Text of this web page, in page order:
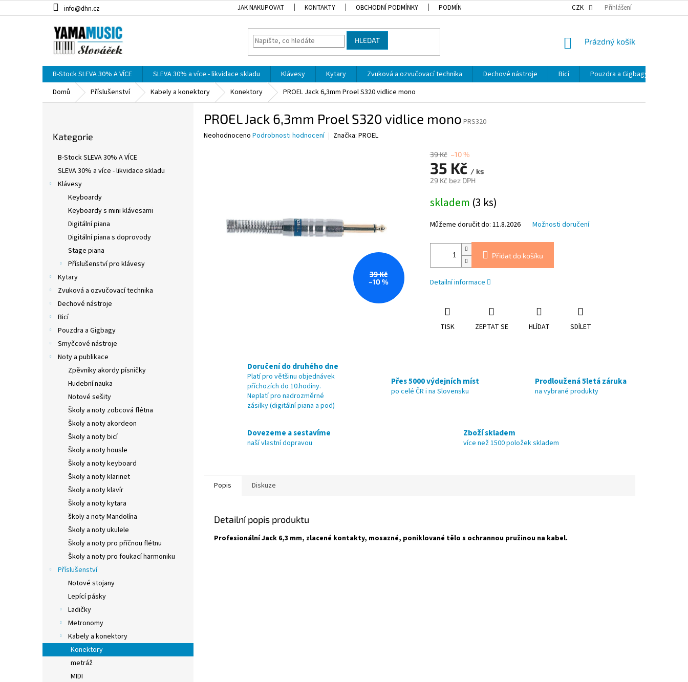
na
info@dhn.cz JAK NAKUPOVAT KONTAKTY OBCHODNÍ PODMÍNKY PODMÍNKY OCHRANY OSOBNÍCH ÚDAJŮ NAŠE DOPRAVA
CZK Přihlášení
HLEDAT
NÁKUPNÍ
Prázdný košík
B-Stock SLEVA 30% A VÍCE SLEVA 30% a více - likvidace skladu Klávesy Kytary Zvuková a ozvučovací technika Dechové nástroje Bicí Pouzdra a Gigbagy
Domů
Příslušenství Kabely a konektory Konektory PROEL Jack 6,3mm Proel S320 vidlice mono
kategorie
Kategorie
B-Stock SLEVA 30% A VÍCE
SLEVA 30% a více - likvidace skladu
Klávesy
Keyboardy
Keyboardy s mini klávesami
Digitální piana
Digitální piana s doprovody
Stage piana
Příslušenství pro klávesy
Kytary
Zvuková a ozvučovací technika
Dechové nástroje
Bicí
Pouzdra a Gigbagy
Smyčcové nástroje
Noty a publikace
Zpěvníky akordy písničky
Hudební nauka
Notové sešity
Školy a noty zobcová flétna
Školy a noty akordeon
Školy a noty bicí
Školy a noty housle
Školy a noty keyboard
Školy a noty klarinet
Školy a noty klavír
Školy a noty kytara
školy a noty Mandolína
Školy a noty ukulele
Školy a noty pro příčnou flétnu
Školy a noty pro foukací harmoniku
Příslušenství
Notové stojany
Lepící pásky
Ladičky
Metronomy
Kabely a konektory
Konektory
metráž
MIDI
PROEL Jack 6,3mm Proel S320 vidlice mono PRS320
Průměrné
Neohodnoceno Podrobnosti hodnocení Značka: PROEL
39 Kč
–10 %
39 Kč –10 %
35 Kč / ks
29 Kč bez DPH
cena:
skladem (3 ks)
Můžeme doručit do: 11.8.2026 Možnosti doručení
Přidat do košíku
Detailní informace
TISK ZEPTAT SE HLÍDAT SDÍLET
Doručení do druhého dne
Platí pro většinu objednávek
příchozích do 10.hodiny.
Neplatí pro nadrozměrné
zásilky (digitální piana a pod)
Přes 5000 výdejních míst
po celé ČR i na Slovensku
Prodloužená 5letá záruka
na vybrané produkty
Dovezeme a sestavíme
naší vlastní dopravou
Zboží skladem
více než 1500 položek skladem
Popis Diskuze
Detailní popis produktu
Profesionální Jack 6,3 mm, zlacené kontakty, mosazné, poniklované tělo s ochrannou pružinou na kabel.